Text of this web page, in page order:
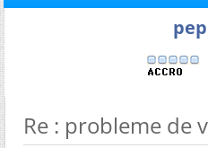
Re : probleme de